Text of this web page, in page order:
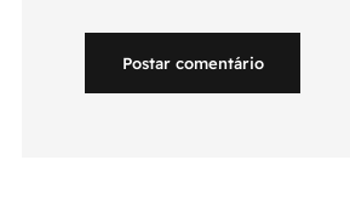
Postar comentário